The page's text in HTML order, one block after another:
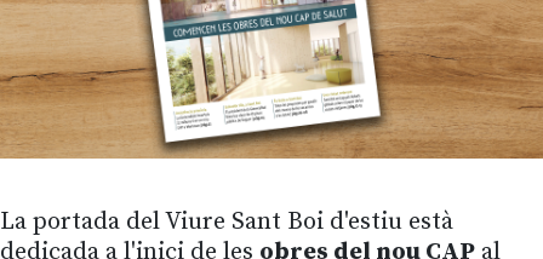
La portada del Viure Sant Boi d'estiu està
dedicada a l'inici de les obres del nou CAP al